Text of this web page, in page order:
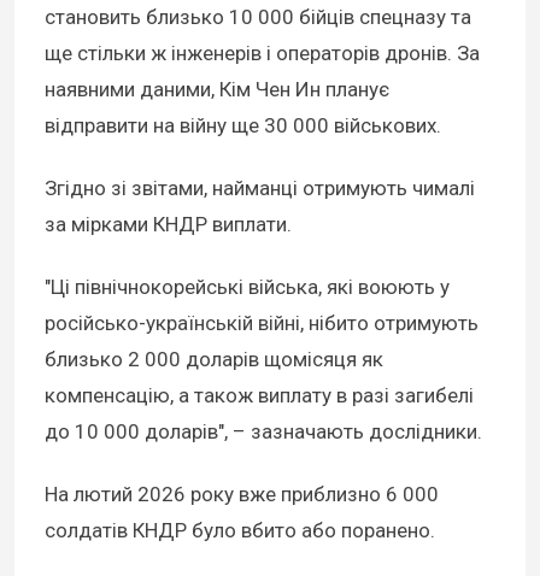
становить близько 10 000 бійців спецназу та
ще стільки ж інженерів і операторів дронів. За
наявними даними, Кім Чен Ин планує
відправити на війну ще 30 000 військових.
Згідно зі звітами, найманці отримують чималі
за мірками КНДР виплати.
"Ці північнокорейські війська, які воюють у
російсько-українській війні, нібито отримують
близько 2 000 доларів щомісяця як
компенсацію, а також виплату в разі загибелі
до 10 000 доларів", – зазначають дослідники.
На лютий 2026 року вже приблизно 6 000
солдатів КНДР було вбито або поранено.